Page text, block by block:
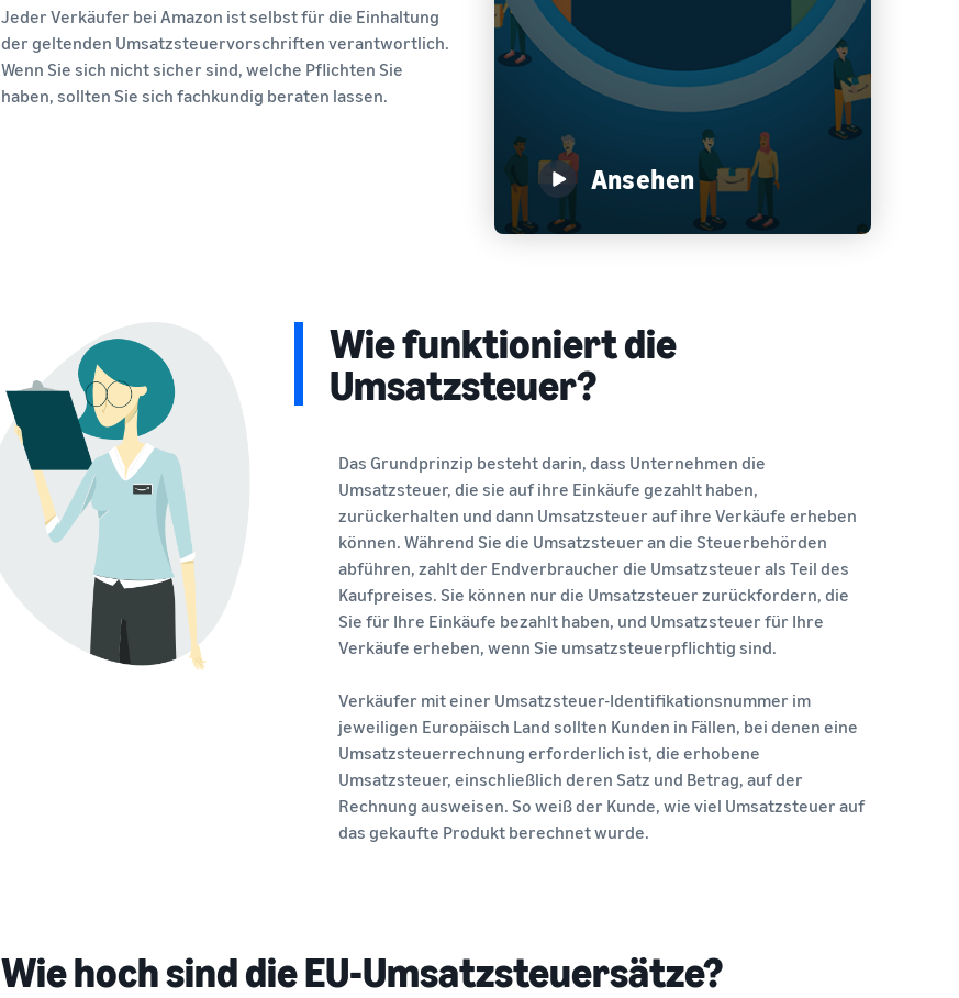
Jeder Verkäufer bei Amazon ist selbst für die Einhaltung
der geltenden Umsatzsteuervorschriften verantwortlich.
Wenn Sie sich nicht sicher sind, welche Pflichten Sie
haben, sollten Sie sich fachkundig beraten lassen.
Ansehen
Wie funktioniert die
Umsatzsteuer?
Das Grundprinzip besteht darin, dass Unternehmen die
Umsatzsteuer, die sie auf ihre Einkäufe gezahlt haben,
zurückerhalten und dann Umsatzsteuer auf ihre Verkäufe erheben
können. Während Sie die Umsatzsteuer an die Steuerbehörden
abführen, zahlt der Endverbraucher die Umsatzsteuer als Teil des
Kaufpreises. Sie können nur die Umsatzsteuer zurückfordern, die
Sie für Ihre Einkäufe bezahlt haben, und Umsatzsteuer für Ihre
Verkäufe erheben, wenn Sie umsatzsteuerpflichtig sind.
Verkäufer mit einer Umsatzsteuer-Identifikationsnummer im
jeweiligen Europäisch Land sollten Kunden in Fällen, bei denen eine
Umsatzsteuerrechnung erforderlich ist, die erhobene
Umsatzsteuer, einschließlich deren Satz und Betrag, auf der
Rechnung ausweisen. So weiß der Kunde, wie viel Umsatzsteuer auf
das gekaufte Produkt berechnet wurde.
Wie hoch sind die EU-Umsatzsteuersätze?